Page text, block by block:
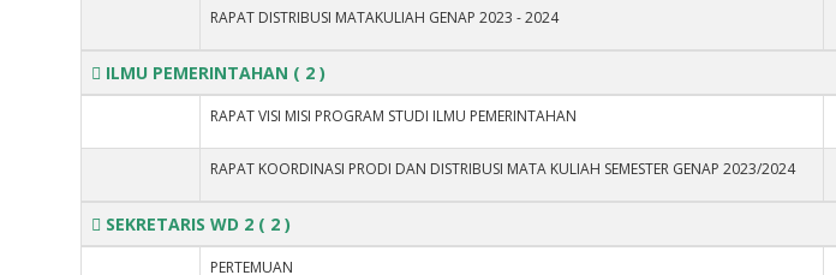
RAPAT DISTRIBUSI MATAKULIAH GENAP 2023 - 2024
ILMU PEMERINTAHAN ( 2 )
RAPAT VISI MISI PROGRAM STUDI ILMU PEMERINTAHAN
RAPAT KOORDINASI PRODI DAN DISTRIBUSI MATA KULIAH SEMESTER GENAP 2023/2024
SEKRETARIS WD 2 ( 2 )
PERTEMUAN